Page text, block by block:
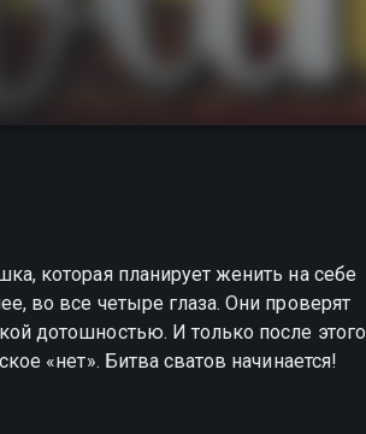
которая планирует женить на себе
во все четыре глаза. Они проверят
дотошностью. И только после этого
«нет». Битва сватов начинается!
бесплатно в хорошем HD